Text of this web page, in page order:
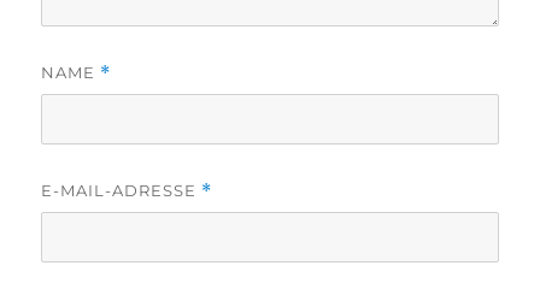
NAME *
E-MAIL-ADRESSE *